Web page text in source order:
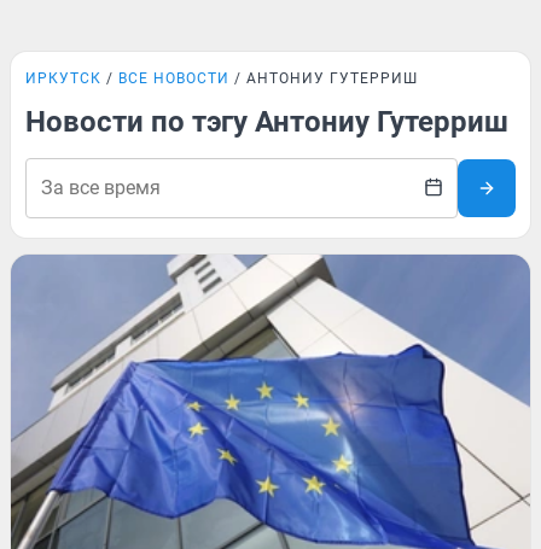
ИРКУТСК ВСЕ НОВОСТИ АНТОНИУ ГУТЕРРИШ
Новости по тэгу Антониу Гутерриш